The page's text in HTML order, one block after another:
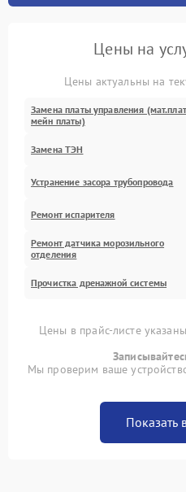
Цены на
Цены актуальны на
Замена платы управления
мейн платы)
Замена ТЭН
Устранение засора трубопровода
Ремонт испарителя
Ремонт датчика морозильного
отделения
Прочистка дренажной системы
Цены в прайс-листе
Мы проверим ваше
Показать